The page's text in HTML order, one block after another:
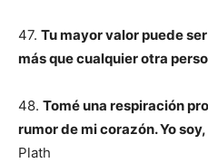
47. Tu mayor valor puede
más que cualquier otra
48. Tomé una respiración
rumor de mi corazón. Yo
Plath